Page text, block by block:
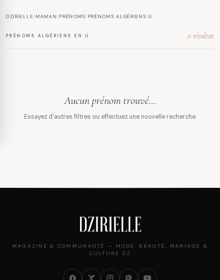
DZIRIELLE/ MAMAN/ PRÉNOMS/ PRÉNOMS ALGÉRIENS/U
PRÉNOMS ALGÉRIENS EN U 0 résultat
Aucun prénom trouvé…
Essayez d'autres filtres ou effectuez une nouvelle recherche.
MAGAZINE & COMMUNAUTÉ — MODE, BEAUTÉ, MARIAGE &
CULTURE DZ